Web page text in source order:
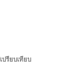
ปรียบเทียบ